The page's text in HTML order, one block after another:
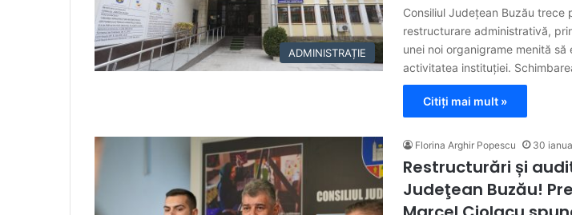
ADMINISTRAȚIE
Consiliul Județean Buzău trece
restructurare administrativă,
unei noi organigrame menită să
activitatea instituției.
Citiți mai mult »
Florina Arghir Popescu 30
Restructurări și
Judeţean Buzău!